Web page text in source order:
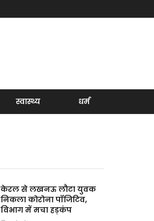
स्वास्थ्य धर्म
केरल से लखनऊ लौटा युवक
निकला कोरोना पॉजिटिव,
विभाग में मचा हड़कंप